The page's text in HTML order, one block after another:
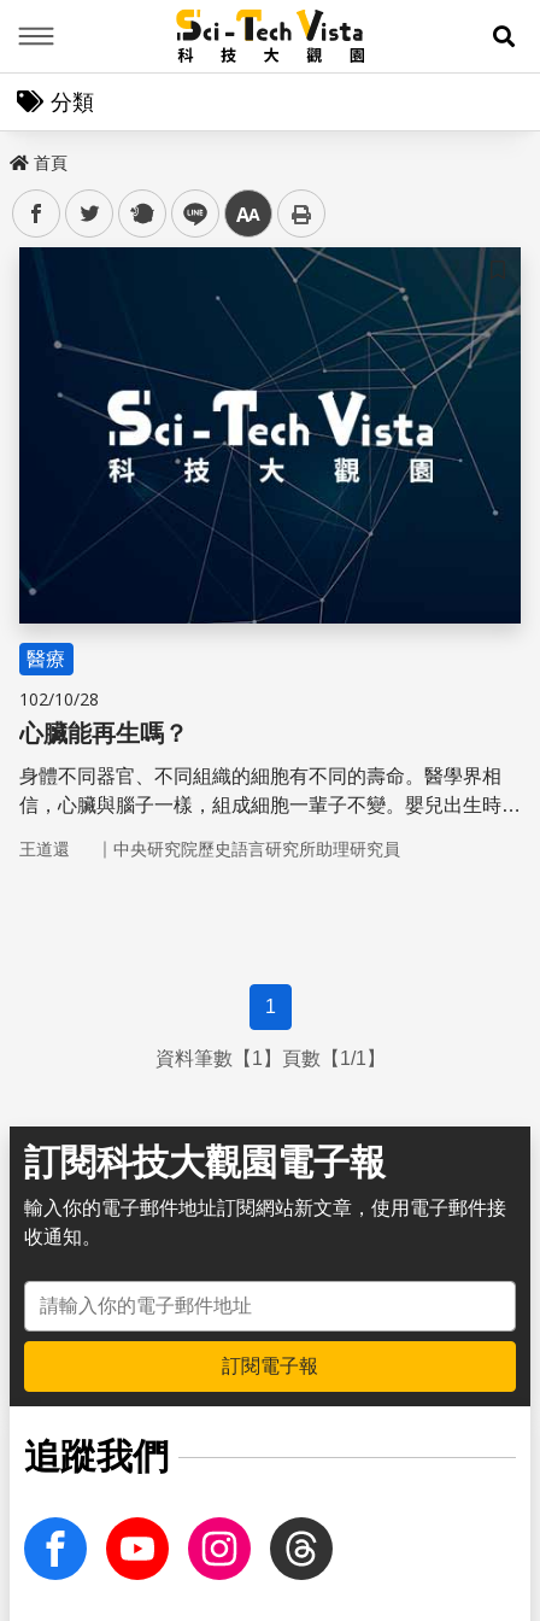
展
分類
首頁
facebooktwitter plurk line 中
儲存
醫療
102/10/28
心臟能再生嗎？
身體不同器官、不同組織的細胞有不同的壽命。醫學界相
信，心臟與腦子一樣，組成細胞一輩子不變。嬰兒出生時，
壞死的結果。
王道還 ｜ 中央研究院歷史語言研究所助理研究員
1
資料筆數【1】頁數【1/1】
訂閱科技大觀園電子報
輸入你的電子郵件地址訂閱網站新文章，使用電子郵件接
收通知。
電子郵件地址
訂閱電子報
追蹤我們
facebook Youtube InstagramThreads